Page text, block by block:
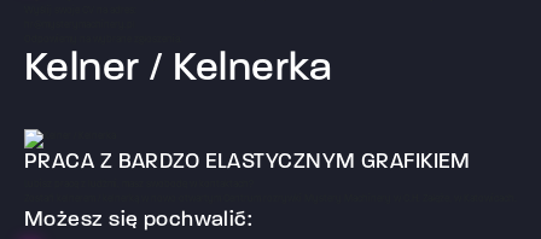
Kelner / Kelnerka
PRACA Z BARDZO ELASTYCZNYM GRAFIKIEM
Możesz się pochwalić: